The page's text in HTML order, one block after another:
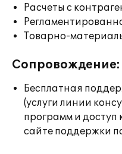
Расчеты с
Товарно-
Сопровождение:
Бесплатная
(услуги линии
программ и доступ
сайте поддержки